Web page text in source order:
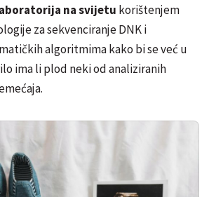
na svijetu korištenjem
za sekvenciranje DNK i
algoritmima kako bi se već u
ima li plod neki od analiziranih